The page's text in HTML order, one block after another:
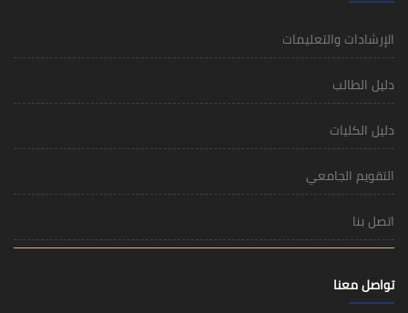
الإرشادات والتعليمات
دليل الطالب
دليل الكليات
التقويم الجامعي
اتصل بنا
تواصل معنا